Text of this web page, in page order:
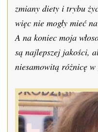
zmiany diety i trybu
więc nie mogły mieć
A na koniec moja
są najlepszej jakości,
niesamowitą różnicę w